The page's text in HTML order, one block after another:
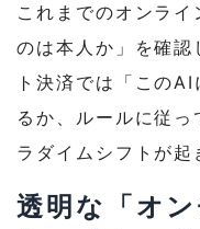
これまでのオンラ
のは本人か」を確
ト決済では「この
るか、ルールに従
ラダイムシフトが起
透明な「オ